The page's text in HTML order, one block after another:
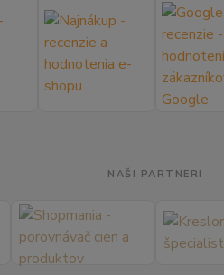
NAŠI PARTNERI